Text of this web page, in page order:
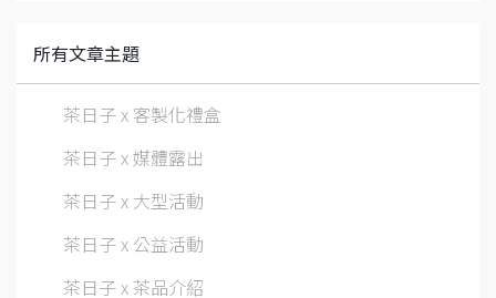
所有文章主題
茶日子 x 客製化禮盒
茶日子 x 媒體露出
茶日子 x 大型活動
茶日子 x 公益活動
茶日子 x 茶品介紹